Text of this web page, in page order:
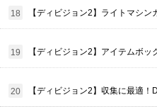
【ディビジョン2】ライトマシ
【ディビジョン2】アイテムボッ
【ディビジョン2】収集に最適